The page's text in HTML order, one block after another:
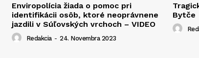
Enviropolícia žiada o pomoc pri
identifikácii osôb, ktoré neoprávnene
jazdili v Súľovských vrchoch – VIDEO
Redakcia - 24. Novembra 2023
Bytče